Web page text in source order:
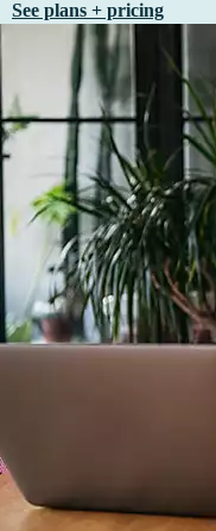
See plans + pricing